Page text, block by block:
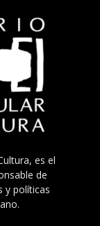
es el
de
y políticas